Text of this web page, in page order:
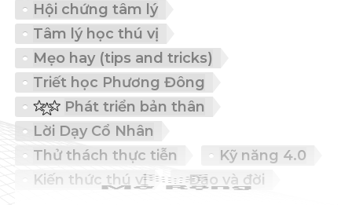
Hội chứng tâm lý
Tâm lý học thú vị
Mẹo hay (tips and tricks)
Triết học Phương Đông
Phát triển bản thân
Lời Dạy Cổ Nhân
Thử thách thực tiễn
Kỹ năng 4.0
Kiến thức thú vị
Đạo và đời